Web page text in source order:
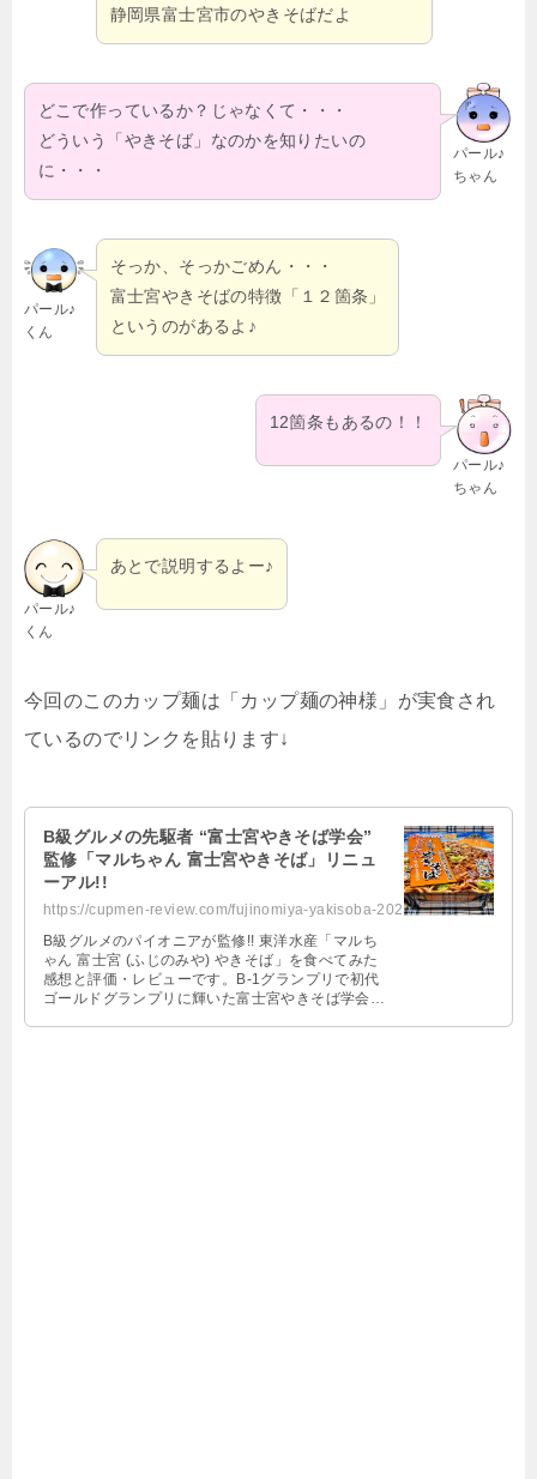
静岡県富士宮市のやきそばだよ
パール♪
ちゃん
どこで作っているか？じゃなくて・・・
どういう「やきそば」なのかを知りたいの
に・・・
パール♪
くん
そっか、そっかごめん・・・
富士宮やきそばの特徴「１２箇条」
というのがあるよ♪
パール♪
ちゃん
12箇条もあるの！！
パール♪
くん
あとで説明するよー♪
今回のこのカップ麺は「カップ麺の神様」が実食され
ているのでリンクを貼ります↓
B級グルメの先駆者 “富士宮やきそば学会”
監修「マルちゃん 富士宮やきそば」リニュ
ーアル!!
https://cupmen-review.com/fujinomiya-yakisoba-2020/
B級グルメのパイオニアが監修!! 東洋水産「マルち
ゃん 富士宮 (ふじのみや) やきそば」を食べてみた
感想と評価・レビューです。B-1グランプリで初代
ゴールドグランプリに輝いた富士宮やきそば学会が